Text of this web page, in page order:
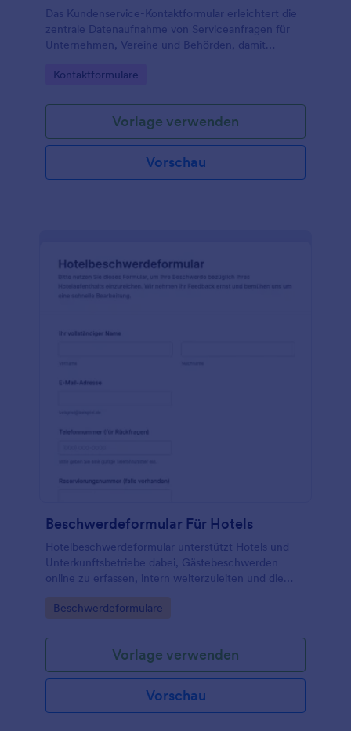
Das Kundenservice-Kontaktformular erleichtert die
zentrale Datenaufnahme von Serviceanfragen für
Unternehmen, Vereine und Behörden, damit
bearbeitet werden können.
Go to Category:
Kontaktformulare
Vorlage verwenden
Vorschau
Beschwerdeformular Für Hotels
Hotelbeschwerdeformular unterstützt Hotels und
Unterkunftsbetriebe dabei, Gästebeschwerden
online zu erfassen, intern weiterzuleiten und die
Serviceprobleme schneller geklärt werden können.
Go to Category:
Beschwerdeformulare
Vorlage verwenden
Vorschau